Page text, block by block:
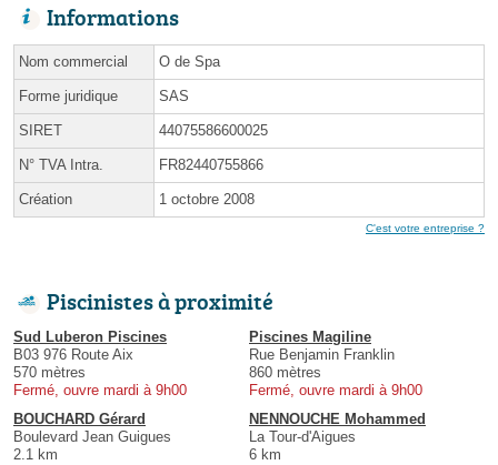
Informations
Nom commercial O de Spa
Forme juridique SAS
SIRET 44075586600025
N° TVA Intra. FR82440755866
Création 1 octobre 2008
C'est votre entreprise ?
Piscinistes à proximité
Sud Luberon Piscines
B03 976 Route Aix
570 mètres
Fermé, ouvre mardi à 9h00
Piscines Magiline
Rue Benjamin Franklin
860 mètres
Fermé, ouvre mardi à 9h00
BOUCHARD Gérard
Boulevard Jean Guigues
2.1 km
NENNOUCHE Mohammed
La Tour-d'Aigues
6 km